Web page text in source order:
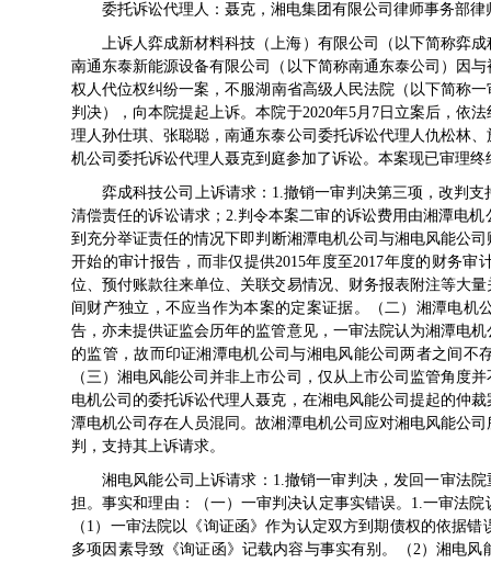
委托诉讼代理人：聂克，湘电集团有限公司律师事务部律
上诉人弈成新材料科技（上海）有限公司（以下简称弈
南通东泰新能源设备有限公司（以下简称南通东泰公司）因
权人代位权纠纷一案，不服湖南省高级人民法院（以下简称
判决），向本院提起上诉。本院于2020年5月7日立案后，依
理人孙仕琪、张聪聪，南通东泰公司委托诉讼代理人仇松林
机公司委托诉讼代理人聂克到庭参加了诉讼。本案现已审理终
弈成科技公司上诉请求：1.撤销一审判决第三项，改判
清偿责任的诉讼请求；2.判令本案二审的诉讼费用由湘潭电
到充分举证责任的情况下即判断湘潭电机公司与湘电风能公
开始的审计报告，而非仅提供2015年度至2017年度的财务
位、预付账款往来单位、关联交易情况、财务报表附注等大
间财产独立，不应当作为本案的定案证据。（二）湘潭电
告，亦未提供证监会历年的监管意见，一审法院认为湘潭电
的监管，故而印证湘潭电机公司与湘电风能公司两者之间
（三）湘电风能公司并非上市公司，仅从上市公司监管角度
电机公司的委托诉讼代理人聂克，在湘电风能公司提起的仲
潭电机公司存在人员混同。故湘潭电机公司应对湘电风能公
判，支持其上诉请求。
湘电风能公司上诉请求：1.撤销一审判决，发回一审法
担。事实和理由：（一）一审判决认定事实错误。1.一审法
（1）一审法院以《询证函》作为认定双方到期债权的依据
多项因素导致《询证函》记载内容与事实有别。（2）湘电